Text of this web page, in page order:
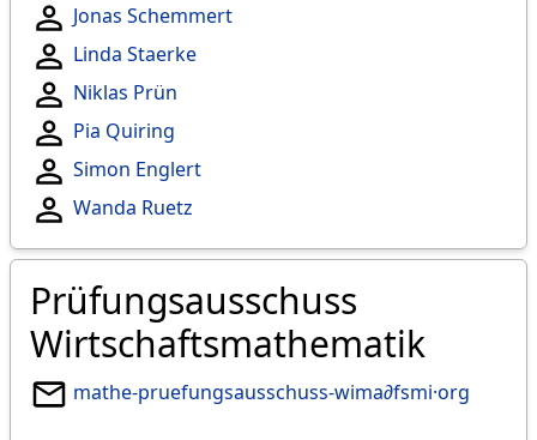
Jonas Schemmert
Linda Staerke
Niklas Prün
Pia Quiring
Simon Englert
Wanda Ruetz
Prüfungsausschuss
Wirtschaftsmathematik
mathe-pruefungsausschuss-wima∂fsmi·org